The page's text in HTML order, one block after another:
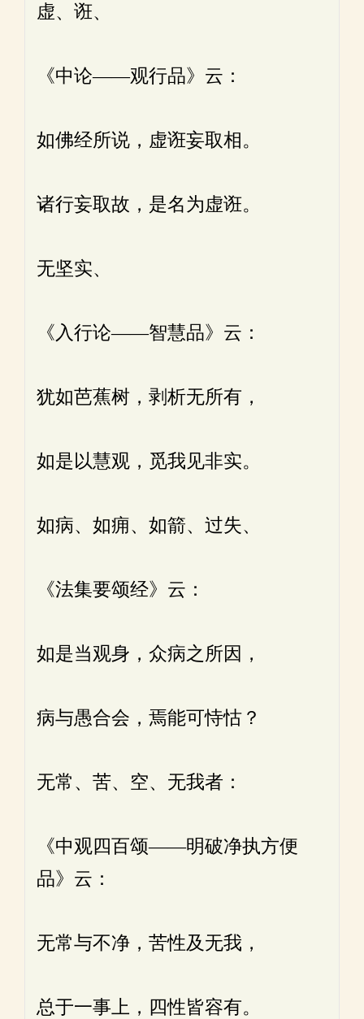
虚、诳、
《中论——观行品》云：
如佛经所说，虚诳妄取相。
诸行妄取故，是名为虚诳。
无坚实、
《入行论——智慧品》云：
犹如芭蕉树，剥析无所有，
如是以慧观，觅我见非实。
如病、如痈、如箭、过失、
《法集要颂经》云：
如是当观身，众病之所因，
病与愚合会，焉能可恃怙？
无常、苦、空、无我者：
《中观四百颂——明破净执方便
品》云：
无常与不净，苦性及无我，
总于一事上，四性皆容有。